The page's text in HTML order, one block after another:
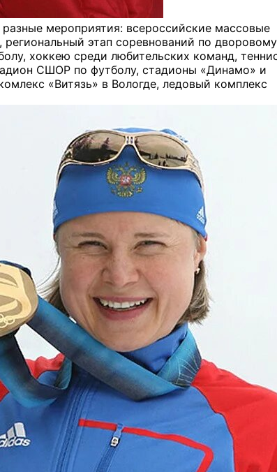
мероприятия: всероссийские массовые
этап соревнований по дворовому
хоккею среди любительских команд,
СШОР по футболу, стадионы «Динамо» и
«Витязь» в Вологде, ледовый комплекс